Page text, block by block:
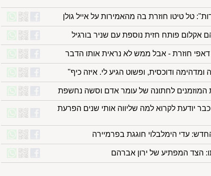
טל טיטו חוזרת בה מהאמירות על אייל גולן
אקלום פותח חזית נוספת עם שניר בורגיל
חוזרת - אבל ממש לא נראית אותו הדבר
ומדהימה ודוכסית, ופשוט הגיע לי. איזה כיף"
המוזמנים לחתונה של עומר אדם וסשה נחשפת
כבר יודעת לקרוא למה שליווה אותי שנים הפרעת
עדי הימלבלוי חוגגת בפרמיירה
הצד המפתיע של ירון אברהם